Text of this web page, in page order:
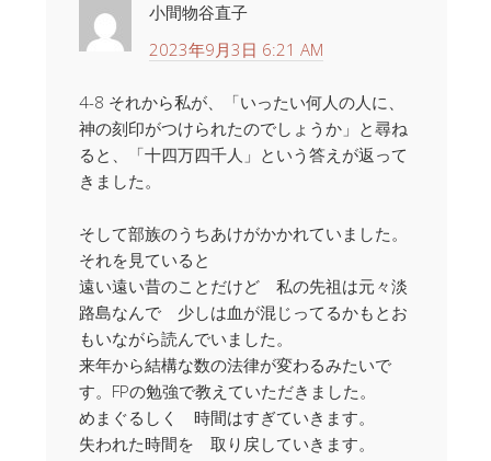
小間物谷直子
2023年9月3日 6:21 AM
4-8 それから私が、「いったい何人の人に、
神の刻印がつけられたのでしょうか」と尋ね
ると、「十四万四千人」という答えが返って
きました。
そして部族のうちあけがかかれていました。
それを見ていると
遠い遠い昔のことだけど 私の先祖は元々淡
路島なんで 少しは血が混じってるかもとお
もいながら読んでいました。
来年から結構な数の法律が変わるみたいで
す。FPの勉強で教えていただきました。
めまぐるしく 時間はすぎていきます。
失われた時間を 取り戻していきます。